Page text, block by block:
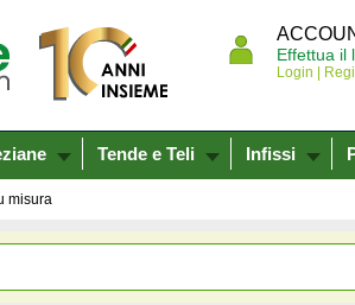
Effettua il
Login |
Tende e Teli Infissi
misura